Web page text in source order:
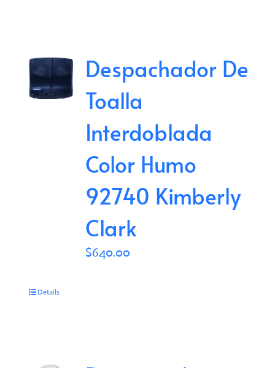
Despachador De
Toalla
Interdoblada
Color Humo
92740 Kimberly
Clark
$640.00
Details